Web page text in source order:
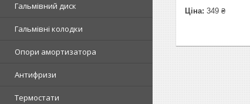
Гальмівний диск
Гальмівні колодки
Опори амортизатора
Антифризи
Термостати
Ціна: 349 ₴